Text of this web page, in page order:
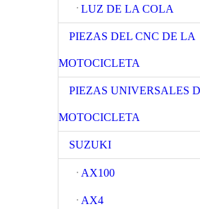
LUZ DE LA COLA
PIEZAS DEL CNC DE LA
MOTOCICLETA
PIEZAS UNIVERSALES
MOTOCICLETA
SUZUKI
AX100
AX4